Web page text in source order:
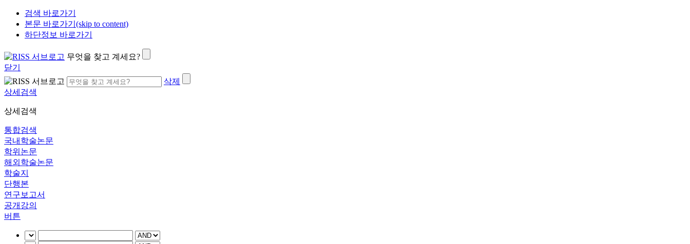
검색 바로가기
본문 바로가기(skip to content)
하단정보 바로가기
무엇을 찾고 계세요?
닫기
삭제
상세검색
상세검색
통합검색
국내학술논문
학위논문
해외학술논문
학술지
단행본
연구보고서
공개강의
버튼